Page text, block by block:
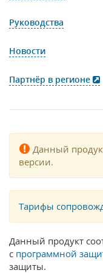
Руководства
Новости
Партнёр в регионе
Данный
версии.
Тарифы
Данный продукт
с программной
защиты.